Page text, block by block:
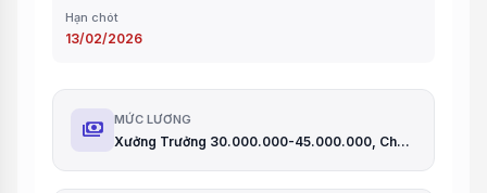
Hạn chót
13/02/2026
payments MỨC LƯƠNG
Xưởng Trưởng 30.000.000-45.000.000, Chủ Quản EVA 20.000.000- 25.000.000, Kỹ thuật EVA: 18.000.000-20.000